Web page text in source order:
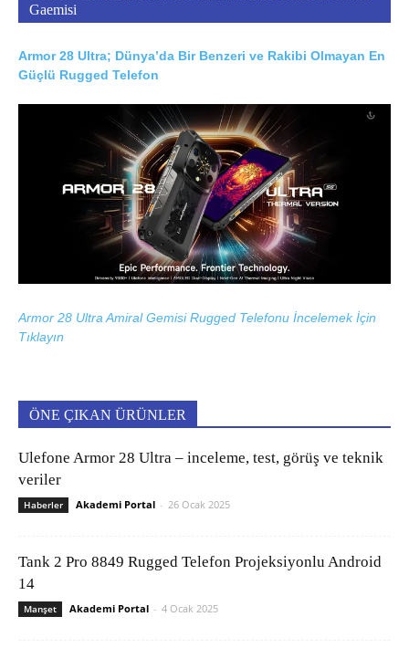
Gaemisi
Armor 28 Ultra; Dünya’da Bir Benzeri ve Rakibi Olmayan En
Güçlü Rugged Telefon
Armor 28 Ultra Amiral Gemisi Rugged Telefonu İncelemek İçin
Tıklayın
ÖNE ÇIKAN ÜRÜNLER
Ulefone Armor 28 Ultra – inceleme, test, görüş ve teknik
veriler
Haberler Akademi Portal - 26 Ocak 2025
Tank 2 Pro 8849 Rugged Telefon Projeksiyonlu Android
14
Manşet Akademi Portal - 4 Ocak 2025